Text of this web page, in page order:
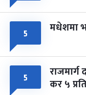
५ मधेशमा
५ राजमार्ग
कर ५